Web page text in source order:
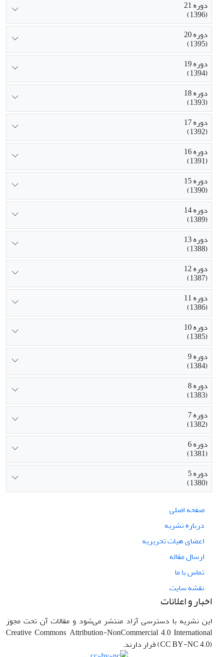
دوره 21
(1396)
دوره 20
(1395)
دوره 19
(1394)
دوره 18
(1393)
دوره 17
(1392)
دوره 16
(1391)
دوره 15
(1390)
دوره 14
(1389)
دوره 13
(1388)
دوره 12
(1387)
دوره 11
(1386)
دوره 10
(1385)
دوره 9
(1384)
دوره 8
(1383)
دوره 7
(1382)
دوره 6
(1381)
دوره 5
(1380)
صفحه اصلی
درباره نشریه
اعضای هیات تحریریه
ارسال مقاله
تماس با ما
نقشه سایت
اخبار و اعلانات
این نشریه با دسترسی آزاد منتشر می‌شود و مقالات آن تحت مجوز
Creative Commons Attribution-NonCommercial 4.0 International
(CC BY-NC 4.0) قرار دارند.